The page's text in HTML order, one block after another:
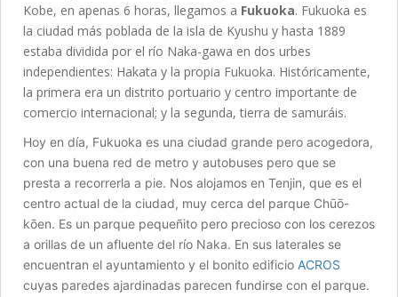
Kobe, en apenas 6 horas, llegamos a Fukuoka. Fukuoka es
la ciudad más poblada de la isla de Kyushu y hasta 1889
estaba dividida por el río Naka-gawa en dos urbes
independientes: Hakata y la propia Fukuoka. Históricamente,
la primera era un distrito portuario y centro importante de
comercio internacional; y la segunda, tierra de samuráis.
Hoy en día, Fukuoka es una ciudad grande pero acogedora,
con una buena red de metro y autobuses pero que se
presta a recorrerla a pie. Nos alojamos en Tenjin, que es el
centro actual de la ciudad, muy cerca del parque Chūō-
kōen. Es un parque pequeñito pero precioso con los cerezos
a orillas de un afluente del río Naka. En sus laterales se
encuentran el ayuntamiento y el bonito edificio ACROS
cuyas paredes ajardinadas parecen fundirse con el parque.